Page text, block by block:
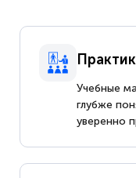
Учебные
глубже
уверенно